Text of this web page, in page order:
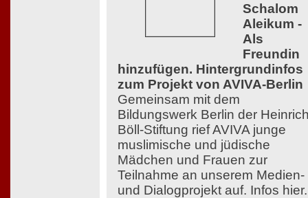
Schalom
Aleikum -
Als
Freundin
hinzufügen. Hintergrundinfos
zum Projekt von AVIVA-Berlin
Gemeinsam mit dem
Bildungswerk Berlin der
Böll-Stiftung rief AVIVA junge
muslimische und jüdische
Mädchen und Frauen zur
Teilnahme an unserem Medien-
und Dialogprojekt auf. Infos